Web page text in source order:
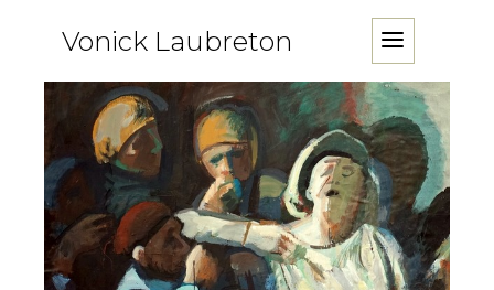
Vonick Laubreton